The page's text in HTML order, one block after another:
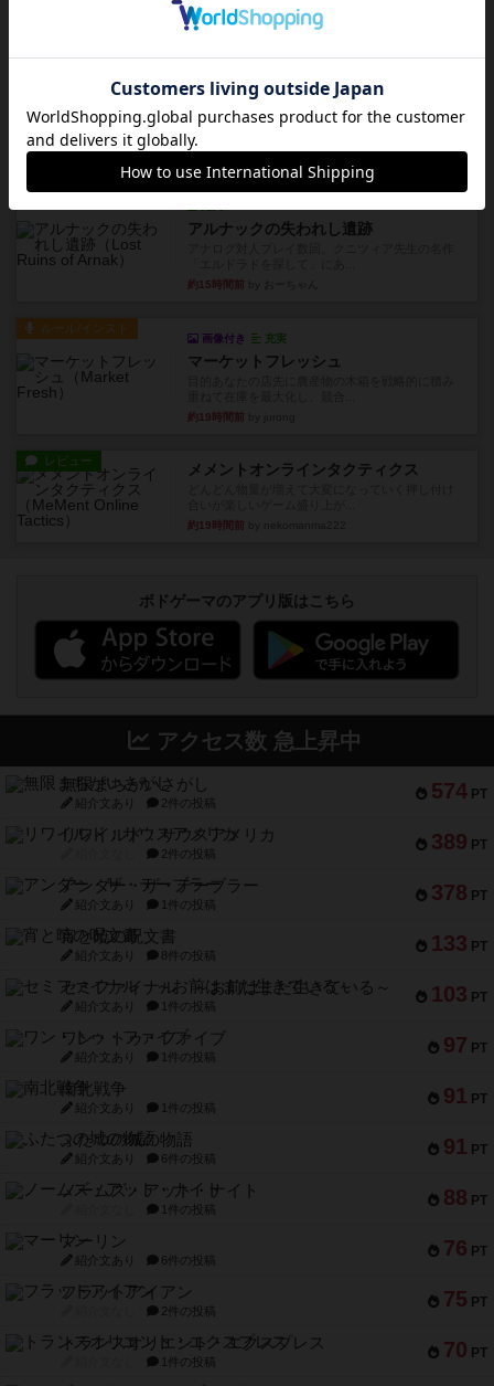
ボードゲームを1,000個以上持っているユーザー視
点で良かった点と悪か...
デクリプト
プレイ感がしっかりしてるから、超ボードゲーム
やったなって感じ。パーティ...
約12時間前by ヒロ(新！ボードゲーム家族)
レビュー
アルナックの失われし遺跡
約15時間前
ルール/インスト
画像付き 充実
マーケットフレッシュ
約19時間前
レビュー メメントオンラインタクティクス
約19時間前
ボドゲーマのアプリ版はこちら
アクセス数 急上昇中
574 PT
無限まちがいさがし
紹介文あり 2件の投稿
389 PT
リワイルド：サウスアメリカ
2件の投稿
378 PT
アンダー・ザ・テーブラー
紹介文あり 1件の投稿
133 PT
宵と暁の呪文書
紹介文あり 8件の投稿
103 PT
セミファイナル ～お前はまだ生きている～
紹介文あり 1件の投稿
97 PT
ワン・トゥ・ファイブ
紹介文あり 1件の投稿
91 PT
南北戦争
紹介文あり 1件の投稿
91 PT
ふたつの城の物語
紹介文あり 6件の投稿
88 PT
ノームズ・アット・ナイト
1件の投稿
76 PT
マーリン
紹介文あり 6件の投稿
75 PT
フラットアイアン
2件の投稿
70 PT
トランスオリエント・エクスプレス
1件の投稿